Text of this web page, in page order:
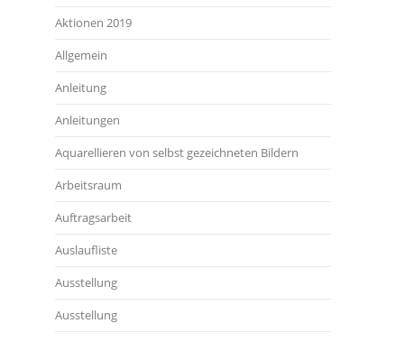
Aktionen 2019
Allgemein
Anleitung
Anleitungen
Aquarellieren von selbst gezeichneten Bildern
Arbeitsraum
Auftragsarbeit
Auslaufliste
Ausstellung
Ausstellung